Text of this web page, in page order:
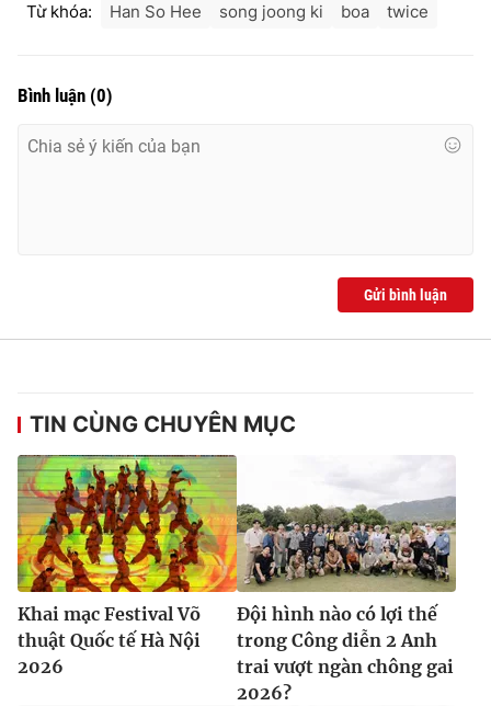
Từ khóa: Han So Hee song joong ki boa twice
Bình luận (0)
Gửi bình luận
TIN CÙNG CHUYÊN MỤC
Khai mạc Festival Võ
thuật Quốc tế Hà Nội
2026
Đội hình nào có lợi thế
trong Công diễn 2 Anh
trai vượt ngàn chông gai
2026?